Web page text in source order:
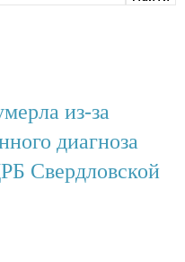
из-за
диагноза
Свердловской